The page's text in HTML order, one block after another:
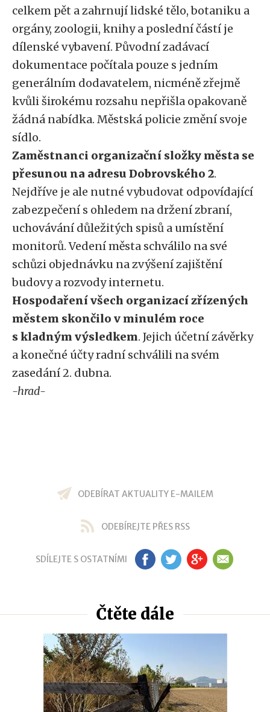
celkem pět a zahrnují lidské tělo, botaniku a
orgány, zoologii, knihy a poslední částí je
dílenské vybavení. Původní zadávací
dokumentace počítala pouze s jedním
generálním dodavatelem, nicméně zřejmě
kvůli širokému rozsahu nepřišla opakovaně
žádná nabídka. Městská policie změní svoje
sídlo.
Zaměstnanci organizační složky města se
přesunou na adresu Dobrovského 2.
Nejdříve je ale nutné vybudovat odpovídající
zabezpečení s ohledem na držení zbraní,
uchovávání důležitých spisů a umístění
monitorů. Vedení města schválilo na své
schůzi objednávku na zvýšení zajištění
budovy a rozvody internetu.
Hospodaření všech organizací zřízených
městem skončilo v minulém roce
s kladným výsledkem. Jejich účetní závěrky
a konečné účty radní schválili na svém
zasedání 2. dubna.
-hrad-
ODEBÍRAT AKTUALITY E-MAILEM
ODEBÍREJTE PŘES RSS
SDÍLEJTE S OSTATNÍMI FB TW GP EM
Čtěte dále